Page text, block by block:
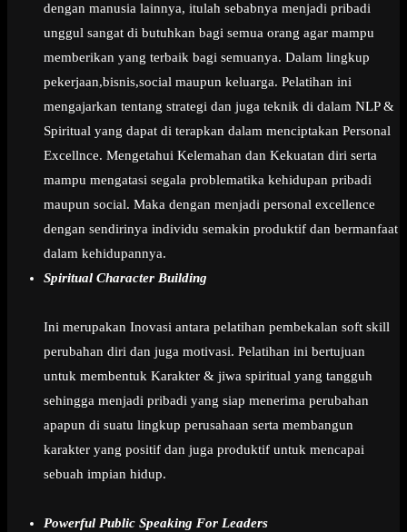
dengan manusia lainnya, itulah sebabnya menjadi pribadi
unggul sangat di butuhkan bagi semua orang agar mampu
memberikan yang terbaik bagi semuanya. Dalam lingkup
pekerjaan,bisnis,social maupun keluarga. Pelatihan ini
mengajarkan tentang strategi dan juga teknik di dalam NLP &
Spiritual yang dapat di terapkan dalam menciptakan Personal
Excellnce. Mengetahui Kelemahan dan Kekuatan diri serta
mampu mengatasi segala problematika kehidupan pribadi
maupun social. Maka dengan menjadi personal excellence
dengan sendirinya individu semakin produktif dan bermanfaat
dalam kehidupannya.
Spiritual Character Building
Ini merupakan Inovasi antara pelatihan pembekalan soft skill
perubahan diri dan juga motivasi. Pelatihan ini bertujuan
untuk membentuk Karakter & jiwa spiritual yang tangguh
sehingga menjadi pribadi yang siap menerima perubahan
apapun di suatu lingkup perusahaan serta membangun
karakter yang positif dan juga produktif untuk mencapai
sebuah impian hidup.
Powerful Public Speaking For Leaders